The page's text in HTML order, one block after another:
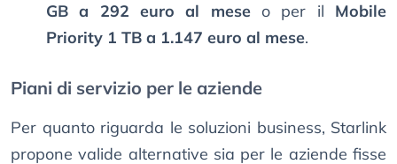
GB a 292 euro al meseo per il Mobile
Priority 1 TB a 1.147 euro al mese.
Piani di servizio per le aziende
Per quanto riguarda le soluzioni business, Starlink
propone valide alternative sia per le aziende fisse